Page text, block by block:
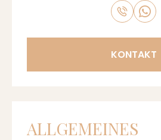
KONTAKT
ALLGEMEINES